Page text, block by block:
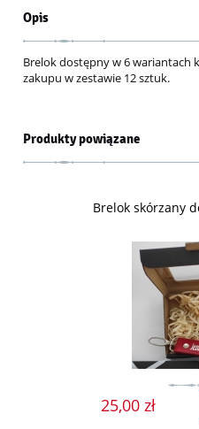
Opis
Brelok dostępny w 6 wariantach
zakupu w zestawie 12 sztuk.
Produkty powiązane
Brelok skórzany
25,00 zł